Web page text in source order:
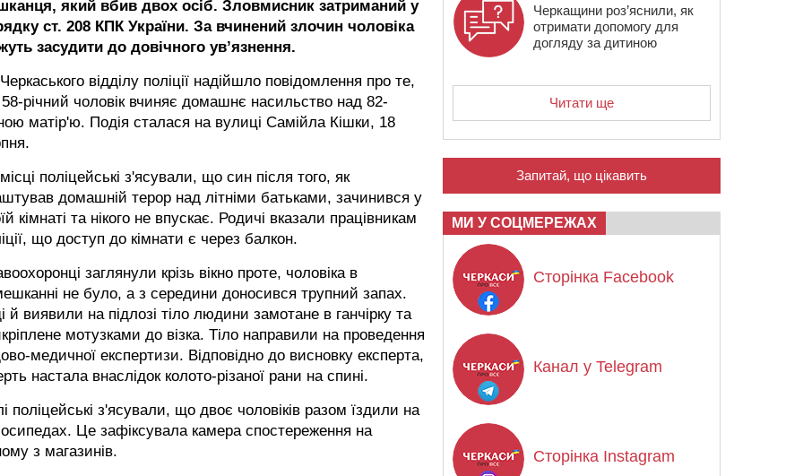
який вбив двох осіб. Зловмисник затриманий у
ст. 208 КПК України. За вчинений злочин чоловіка
засудити до довічного ув’язнення.
відділу поліції надійшло повідомлення про те,
річний чоловік вчиняє домашнє насильство над 82-
матір'ю. Подія сталася на вулиці Самійла Кішки, 18
поліцейські з'ясували, що син після того, як
домашній терор над літніми батьками, зачинився у
кімнаті та нікого не впускає. Родичі вказали працівникам
що доступ до кімнати є через балкон.
заглянули крізь вікно проте, чоловіка в
не було, а з середини доносився трупний запах.
й виявили на підлозі тіло людини замотане в ганчірку та
мотузками до візка. Тіло направили на проведення
медичної експертизи. Відповідно до висновку експерта,
настала внаслідок колото-різаної рани на спині.
поліцейські з'ясували, що двоє чоловіків разом їздили на
Це зафіксувала камера спостереження на
з магазинів.
Черкащини роз’яснили, як
отримати допомогу для
догляду за дитиною
Читати ще
Запитай, що цікавить
МИ У СОЦМЕРЕЖАХ
Сторінка Facebook
Канал у Telegram
Сторінка Instagram